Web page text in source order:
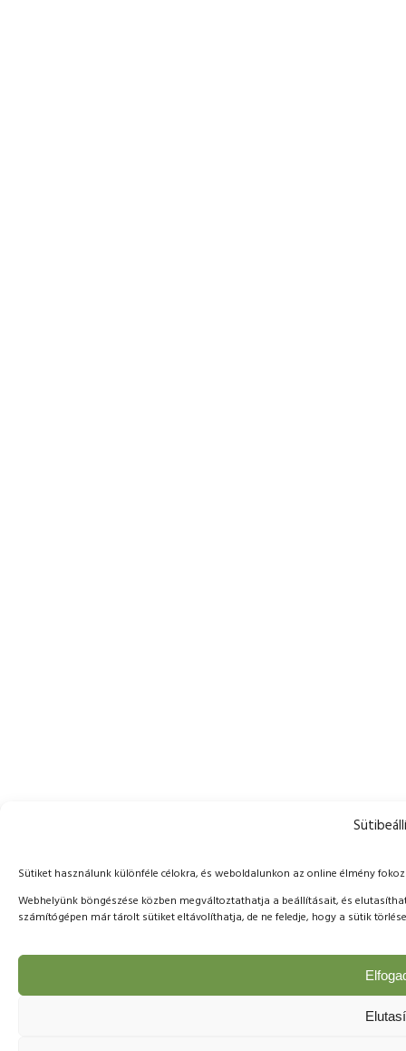
Sütiket használunk különféle célokra, és weboldalunkon az online élmény
Webhelyünk böngészése közben megváltoztathatja a beállításait, és
számítógépen már tárolt sütiket eltávolíthatja, de ne feledje, hogy a sütik